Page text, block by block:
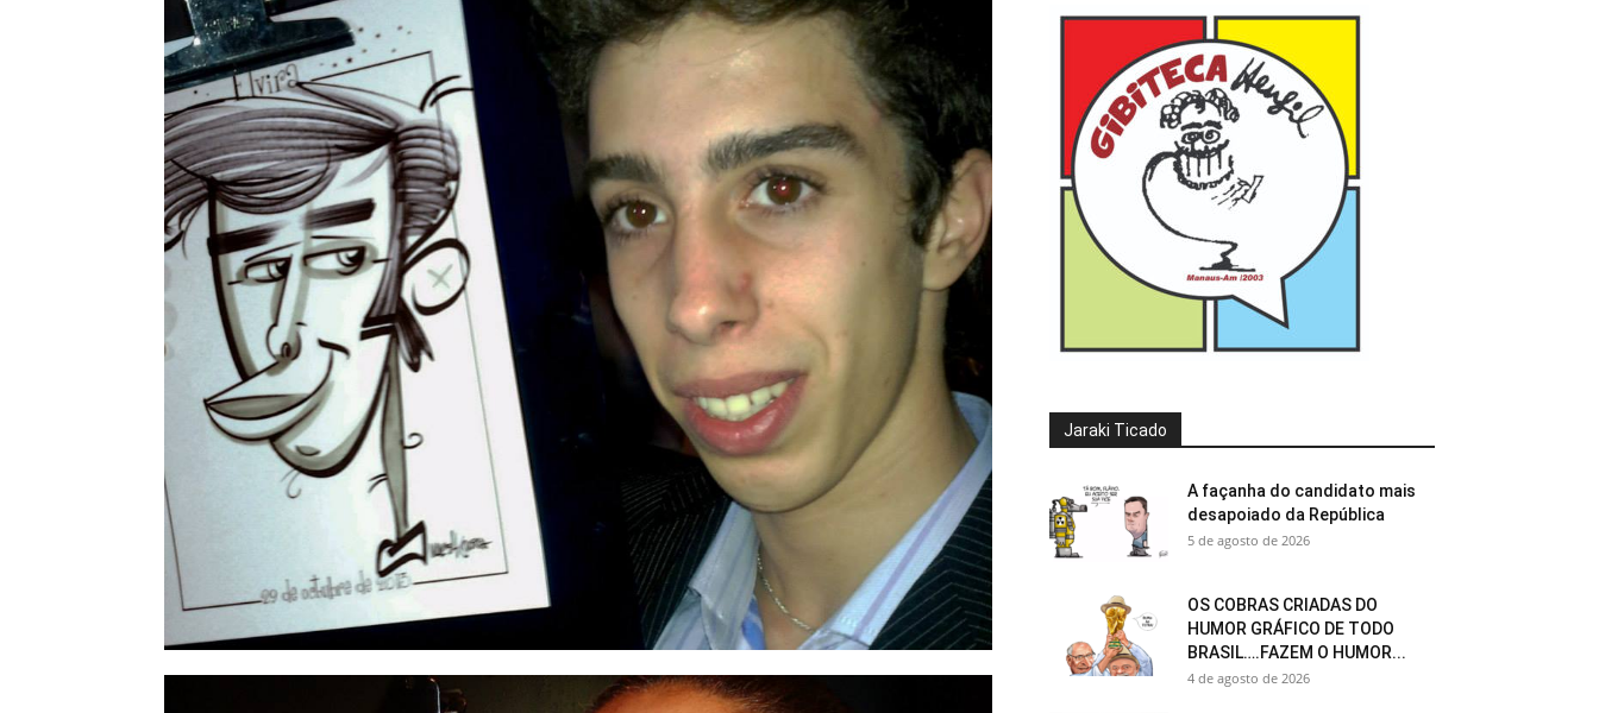
Jaraki Ticado
A façanha do candidato mais
desapoiado da República
5 de agosto de 2026
OS COBRAS CRIADAS DO
HUMOR GRÁFICO DE TODO
BRASIL….FAZEM O HUMOR...
4 de agosto de 2026